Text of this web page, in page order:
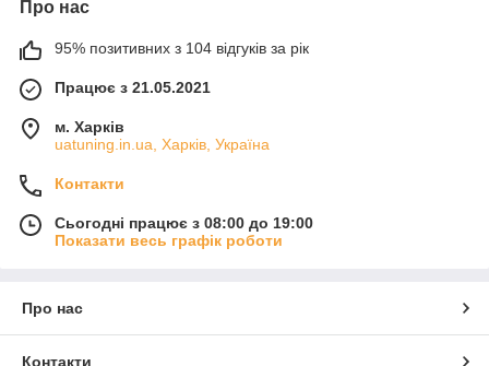
Про нас
95% позитивних з 104 відгуків за рік
Працює з 21.05.2021
м. Харків
uatuning.in.ua, Харків, Україна
Контакти
Сьогодні працює з 08:00 до 19:00
Показати весь графік роботи
Про нас
Контакти